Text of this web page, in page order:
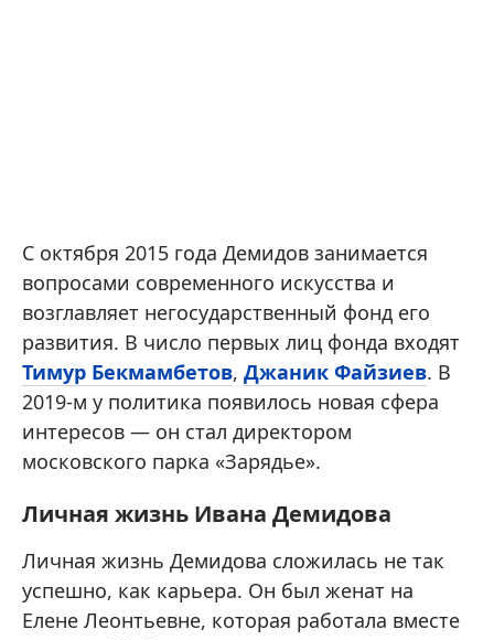
С октября 2015 года Демидов занимается
вопросами современного искусства и
возглавляет негосударственный фонд его
развития. В число первых лиц фонда входят
Тимур Бекмамбетов, Джаник Файзиев. В
2019-м у политика появилось новая сфера
интересов — он стал директором
московского парка «Зарядье».
Личная жизнь Ивана Демидова
Личная жизнь Демидова сложилась не так
успешно, как карьера. Он был женат на
Елене Леонтьевне, которая работала вместе